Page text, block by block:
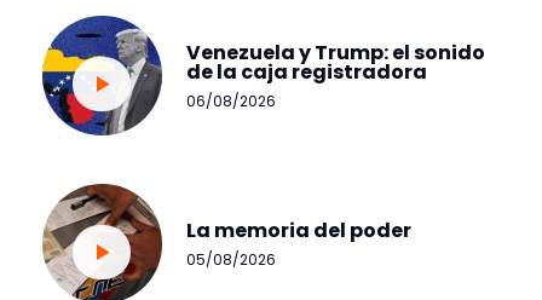
Venezuela y Trump: el sonido
de la caja registradora
06/08/2026
La memoria del poder
05/08/2026